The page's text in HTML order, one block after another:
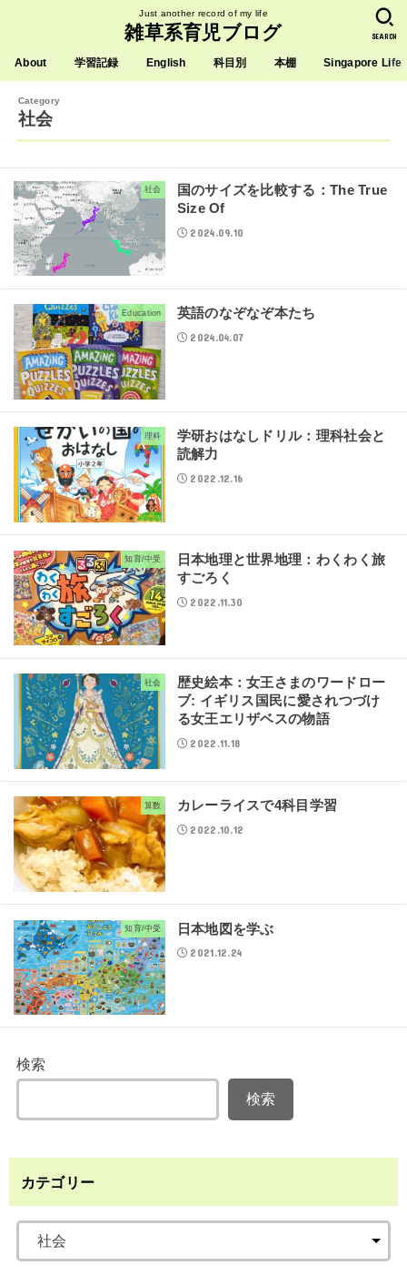
Just another record of my life
雑草系育児ブログ
About 学習記録 English 科目別 本棚 Singapore Life
SEARCH
社会
社会
国のサイズを比較する：The True
Size Of
2024.09.10
Education 英語のなぞなぞ本たち
2024.04.07
理科
学研おはなしドリル：理科社会と
読解力
2022.12.16
知育/中受
日本地理と世界地理：わくわく旅
すごろく
2022.11.30
社会
歴史絵本：女王さまのワードロー
ブ: イギリス国民に愛されつづけ
る女王エリザベスの物語
2022.11.18
算数 カレーライスで4科目学習
2022.10.12
知育/中受 日本地図を学ぶ
2021.12.24
検索
検索
カテゴリー